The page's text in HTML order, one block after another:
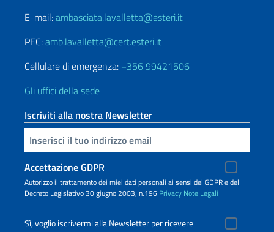
E-mail:ambasciata.lavalletta@esteri.it
PEC:amb.lavalletta@cert.esteri.it
Cellulare di emergenza: +356 99421506
Gli uffici della sede
Iscriviti alla nostra Newsletter
Inserisci la tua email
Accettazione GDPR
Autorizzo il trattamento dei miei dati personali ai sensi del GDPR e del
Decreto Legislativo 30 giugno 2003, n.196 Privacy Note Legali
Sì, voglio iscrivermi alla Newsletter per ricevere